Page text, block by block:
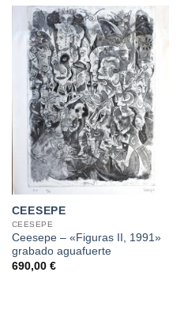
CEESEPE
CEESEPE
Ceesepe – «Figuras II, 1991»
grabado aguafuerte
690,00 €